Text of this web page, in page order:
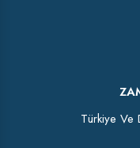
Türkiye Ve